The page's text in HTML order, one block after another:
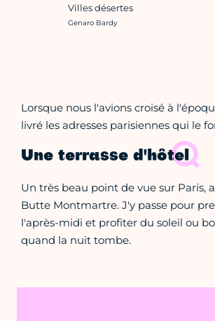
Villes désertes
Crédit photo :
Genaro Bardy
Lorsque nous l'avions croisé à
livré les adresses parisiennes qui le
Une terrasse d'hôtel
Un très beau point de vue sur Paris,
Butte Montmartre. J'y passe pour
l'après-midi et profiter du soleil ou
quand la nuit tombe.